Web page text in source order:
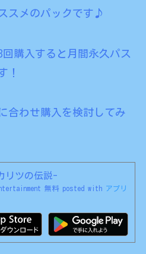
スメのパックです♪
購入すると月間永久パス
！
合わせ購入を検討してみ
リツの伝説-
無料 posted with アプリ